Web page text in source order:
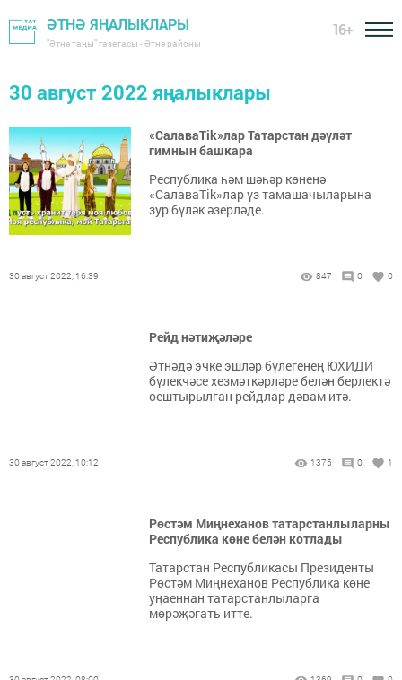
ӘТНӘ ЯҢАЛЫКЛАРЫ
"Әтнә таңы" газетасы - Әтнә районы
16+
30 август 2022 яңалыклары
«СалаваTik»лар Татарстан дәүләт
гимнын башкара
Республика һәм шәһәр көненә
«СалаваTik»лар үз тамашачыларына
зур бүләк әзерләде.
30 август 2022, 16:39 847 0 0
Рейд нәтиҗәләре
Әтнәдә эчке эшләр бүлегенең ЮХИДИ
бүлекчәсе хезмәткәрләре белән берлектә
оештырылган рейдлар дәвам итә.
30 август 2022, 10:12 1375 0 1
Рөстәм Миңнеханов татарстанлыларны
Республика көне белән котлады
Татарстан Республикасы Президенты
Рөстәм Миңнеханов Республика көне
уңаеннан татарстанлыларга
мөрәҗәгать итте.